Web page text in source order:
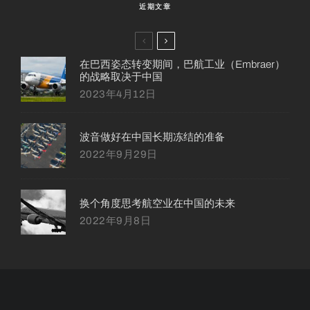
近期文章
在巴西姿态转变期间，巴航工业（Embraer）
的战略取决于中国
2023年4月12日
波音做好在中国长期冻结的准备
2022年9月29日
换个角度思考航空业在中国的未来
2022年9月8日